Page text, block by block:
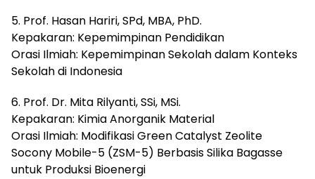
5. Prof. Hasan Hariri, SPd, MBA, PhD.
Kepakaran: Kepemimpinan Pendidikan
Orasi Ilmiah: Kepemimpinan Sekolah dalam Konteks
Sekolah di Indonesia
6. Prof. Dr. Mita Rilyanti, SSi, MSi.
Kepakaran: Kimia Anorganik Material
Orasi Ilmiah: Modifikasi Green Catalyst Zeolite
Socony Mobile-5 (ZSM-5) Berbasis Silika Bagasse
untuk Produksi Bioenergi